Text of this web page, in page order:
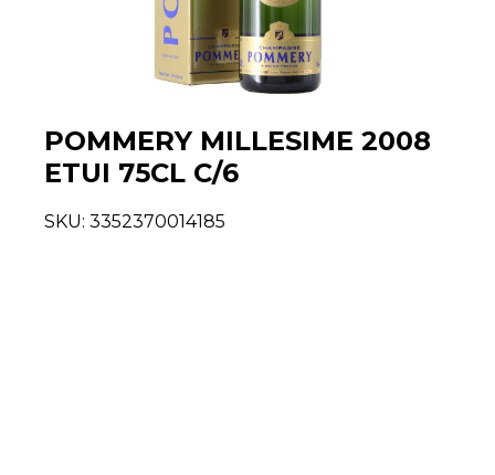
POMMERY MILLESIME 2008
ETUI 75CL C/6
SKU: 3352370014185